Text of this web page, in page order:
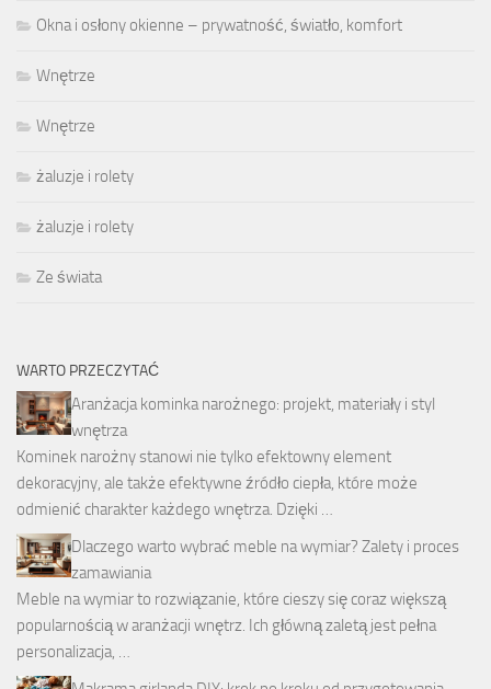
Okna i osłony okienne – prywatność, światło, komfort
Wnętrze
Wnętrze
żaluzje i rolety
żaluzje i rolety
Ze świata
WARTO PRZECZYTAĆ
Aranżacja kominka narożnego: projekt, materiały i styl
wnętrza
Kominek narożny stanowi nie tylko efektowny element
dekoracyjny, ale także efektywne źródło ciepła, które może
odmienić charakter każdego wnętrza. Dzięki …
Dlaczego warto wybrać meble na wymiar? Zalety i proces
zamawiania
Meble na wymiar to rozwiązanie, które cieszy się coraz większą
popularnością w aranżacji wnętrz. Ich główną zaletą jest pełna
personalizacja, …